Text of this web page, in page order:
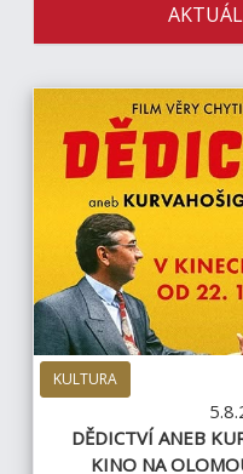
KULTURA
DĚDICTVÍ ANEB
KINO NA